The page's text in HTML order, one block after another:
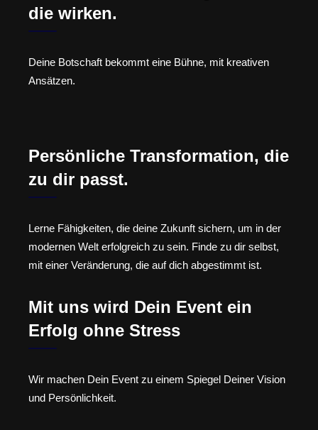
die wirken.
Deine Botschaft bekommt eine Bühne, mit kreativen
Ansätzen.
Persönliche Transformation, die
zu dir passt.
Lerne Fähigkeiten, die deine Zukunft sichern, um in der
modernen Welt erfolgreich zu sein. Finde zu dir selbst,
mit einer Veränderung, die auf dich abgestimmt ist.
Mit uns wird Dein Event ein
Erfolg ohne Stress
Wir machen Dein Event zu einem Spiegel Deiner Vision
und Persönlichkeit.